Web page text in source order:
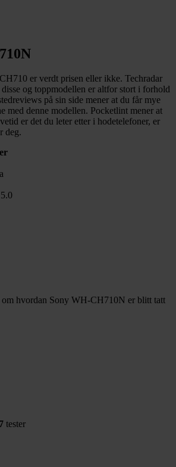
er verdt prisen eller ikke. Techradar
og toppmodellen er altfor stort i forhold
på sin side mener at du får mye
med denne modellen. Pocketlint mener at
er det du leter etter i hodetelefoner, er
deg.
om hvordan Sony WH-CH710N er blitt tatt
7 tester